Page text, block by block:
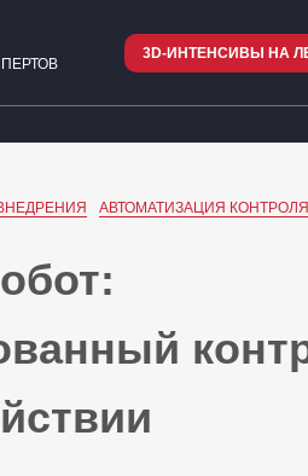
3D-ИНТЕНСИВЫ НА
АВТОМАТИЗАЦИЯ